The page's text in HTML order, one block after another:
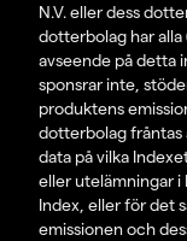
N.V. eller dess
dotterbolag har
avseende på detta
sponsrar inte,
produktens
dotterbolag fråntas
data på vilka
eller utelämningar
Index, eller för det
emissionen och